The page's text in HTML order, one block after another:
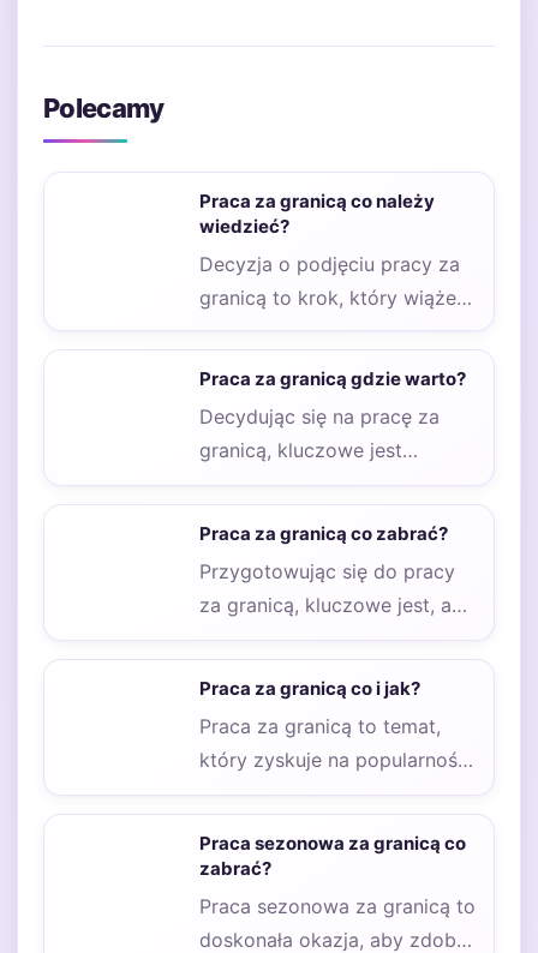
Polecamy
Praca za granicą co należy
wiedzieć?
Decyzja o podjęciu pracy za
granicą to krok, który wiąże
się z wieloma aspektami do…
Praca za granicą gdzie warto?
Decydując się na pracę za
granicą, kluczowe jest
zrozumienie, gdzie można
zatrudnienia.…
Praca za granicą co zabrać?
Przygotowując się do pracy
za granicą, kluczowe jest, aby
mieć przy sobie odpowiednie
Praca za granicą co i jak?
Praca za granicą to temat,
który zyskuje na popularności
wśród osób poszukujących
zawodowych.…
Praca sezonowa za granicą co
zabrać?
Praca sezonowa za granicą to
doskonała okazja, aby zdobyć